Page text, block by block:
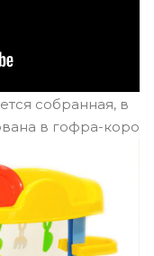
собранная, в
в гофра-коро